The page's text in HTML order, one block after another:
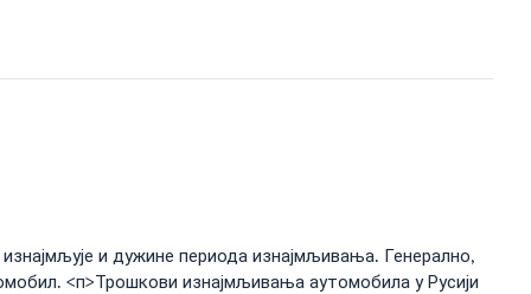
и дужине периода изнајмљивања. Генерално,
<п>Трошкови изнајмљивања аутомобила у Русији